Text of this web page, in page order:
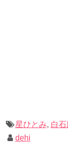
乃木坂メンバー
星ひとみ, 白
dehi